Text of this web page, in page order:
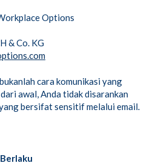
Options
& Co. KG
cara komunikasi yang
awal, Anda tidak disarankan
bersifat sensitif melalui email.